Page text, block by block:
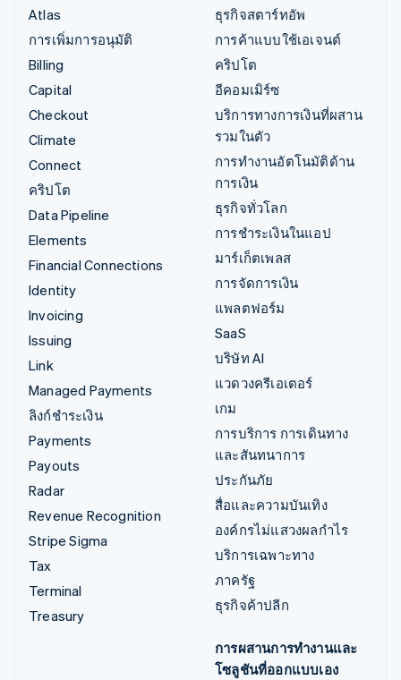
Atlas
การเพิ่มการอนุมัติ
Billing
Capital
Checkout
Climate
Connect
คริปโต
Data Pipeline
Elements
Financial Connections
Identity
Invoicing
Issuing
Link
Managed Payments
ลิงก์ชำระเงิน
Payments
Payouts
Radar
Revenue Recognition
Stripe Sigma
Tax
Terminal
Treasury
ธุรกิจสตาร์ทอัพ
การค้าแบบใช้เอเจนต์
คริปโต
อีคอมเมิร์ซ
บริการทางการเงินที่ผสาน
รวมในตัว
การทำงานอัตโนมัติด้าน
การเงิน
ธุรกิจทั่วโลก
การชำระเงินในแอป
มาร์เก็ตเพลส
การจัดการเงิน
แพลตฟอร์ม
SaaS
บริษัท AI
แวดวงครีเอเตอร์
เกม
การบริการ การเดินทาง
และสันทนาการ
ประกันภัย
สื่อและความบันเทิง
องค์กรไม่แสวงผลกำไร
บริการเฉพาะทาง
ภาครัฐ
ธุรกิจค้าปลีก
การผสานการทำงานและ
โซลูชันที่ออกแบบเอง